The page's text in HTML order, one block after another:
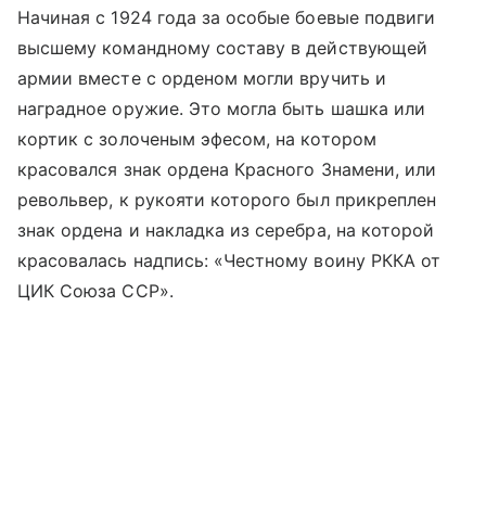
Начиная с 1924 года за особые боевые подвиги
высшему командному составу в действующей
армии вместе с орденом могли вручить и
наградное оружие. Это могла быть шашка или
кортик с золоченым эфесом, на котором
красовался знак ордена Красного Знамени, или
револьвер, к рукояти которого был прикреплен
знак ордена и накладка из серебра, на которой
красовалась надпись: «Честному воину РККА от
ЦИК Союза ССР».